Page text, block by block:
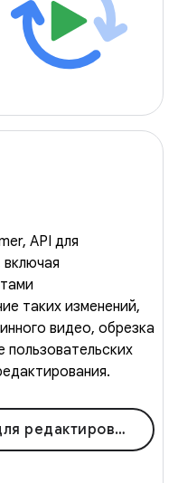
API для
таких изменений,
видео, обрезка
пользовательских